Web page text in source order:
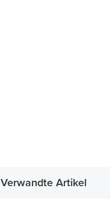
Verwandte Artikel